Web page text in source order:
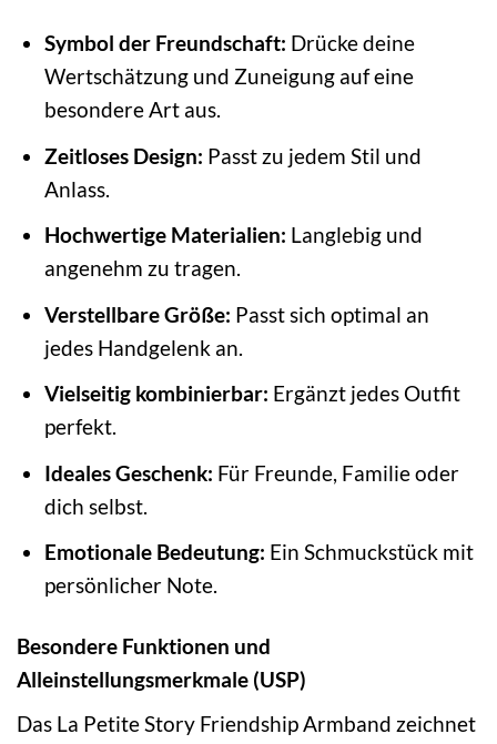
Symbol der Freundschaft: Drücke deine
Wertschätzung und Zuneigung auf eine
besondere Art aus.
Zeitloses Design: Passt zu jedem Stil und
Anlass.
Hochwertige Materialien: Langlebig und
angenehm zu tragen.
Verstellbare Größe: Passt sich optimal an
jedes Handgelenk an.
Vielseitig kombinierbar: Ergänzt jedes Outfit
perfekt.
Ideales Geschenk: Für Freunde, Familie oder
dich selbst.
Emotionale Bedeutung: Ein Schmuckstück mit
persönlicher Note.
Besondere Funktionen und
Alleinstellungsmerkmale (USP)
Das La Petite Story Friendship Armband zeichnet